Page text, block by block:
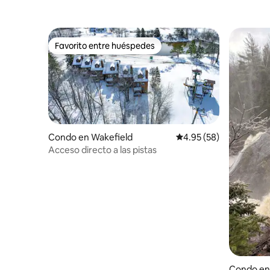
Favorito entre huéspedes
Favorito entre huéspedes
Condo en Wakefield Calificación
4.95 (58)
Acceso directo a las pistas